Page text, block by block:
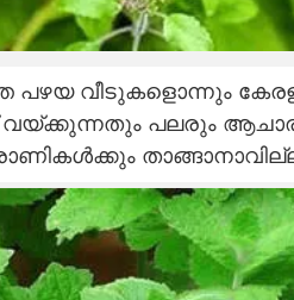
പഴയ വീടുകളൊന്നും
വയ്‌ക്കുന്നതും പലരും